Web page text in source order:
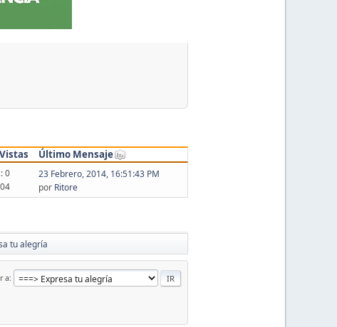
Vistas
Último Mensaje
0
23 Febrero, 2014, 16:51:43 PM
por Ritore
tu alegría
a